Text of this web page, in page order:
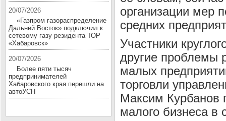
организации мер
средних
Участники
другие проблемы
малых
торговли
Максим Курбанов
малого бизнеса в
20/07/2026
«Газпром газораспределение
Дальний Восток» подключил к
сетевому газу резидента ТОР
«Хабаровск»
20/07/2026
Более пяти тысяч
предпринимателей
Хабаровского края перешли на
автоУСН